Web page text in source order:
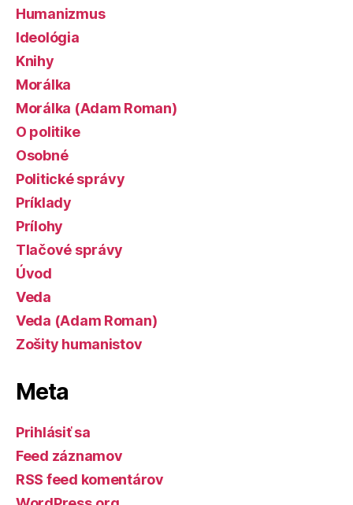
Humanizmus
Ideológia
Knihy
Morálka
Morálka (Adam Roman)
O politike
Osobné
Politické správy
Príklady
Prílohy
Tlačové správy
Úvod
Veda
Veda (Adam Roman)
Zošity humanistov
Meta
Prihlásiť sa
Feed záznamov
RSS feed komentárov